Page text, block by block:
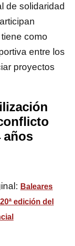
de solidaridad
como
entre los
proyectos
años
Baleares
edición del